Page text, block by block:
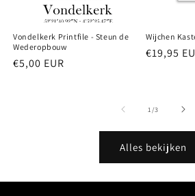
Vondelkerk Printfile - Steun de
Wederopbouw
Normale
€5,00 EUR
Wijchen
Normale
€19,95
1 /van
3
Alles bekijken